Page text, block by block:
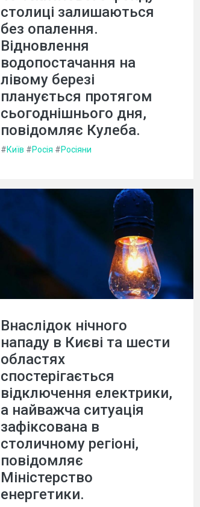
столиці залишаються
без опалення.
Відновлення
водопостачання на
лівому березі
планується протягом
сьогоднішнього дня,
повідомляє Кулеба.
#Київ #Росія #Росіяни
Внаслідок нічного
нападу в Києві та шести
областях
спостерігається
відключення електрики,
а найважча ситуація
зафіксована в
столичному регіоні,
повідомляє
Міністерство
енергетики.